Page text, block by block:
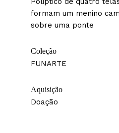
formam um menino
sobre uma ponte
Coleção
FUNARTE
Aquisição
Doação